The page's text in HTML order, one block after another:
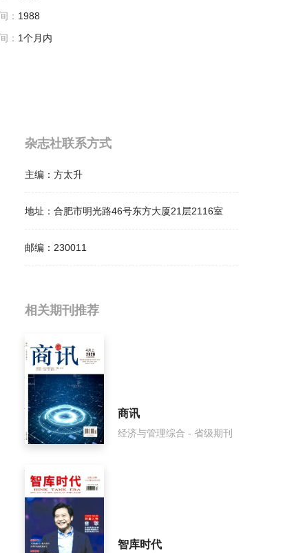
： 1988
： 1个月内
杂志社联系方式
主编： 方太升
地址： 合肥市明光路46号东方大厦21层2116室
邮编： 230011
相关提问
安徽科技影响因子是多少？
安徽科技怎么样？
安徽科技面费如何收取？
安徽科技是什么级别刊物？
安徽科技是国家级期刊吗？
相关期刊推荐
商讯
经济与管理综合 - 省级期刊
智库时代